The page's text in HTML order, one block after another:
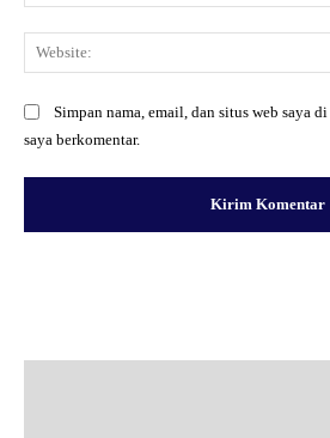
Simpan nama, email, dan situs web saya
saya berkomentar.